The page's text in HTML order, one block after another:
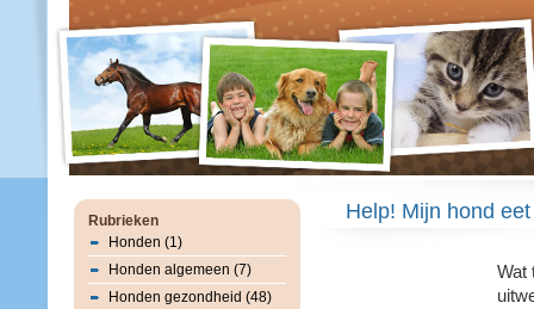
Rubrieken
Honden (1)
Honden algemeen (7)
Honden gezondheid (48)
Help! Mijn hond
Wat